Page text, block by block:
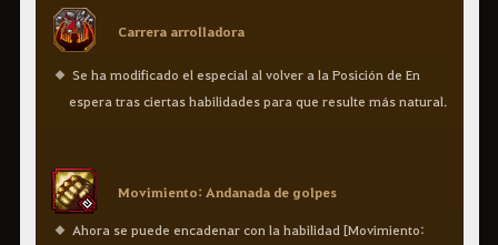
Carrera arrolladora
Se ha modificado el especial al volver a la Posición de En
espera tras ciertas habilidades para que resulte más natural.
Movimiento: Andanada de golpes
Ahora se puede encadenar con la habilidad [Movimiento: